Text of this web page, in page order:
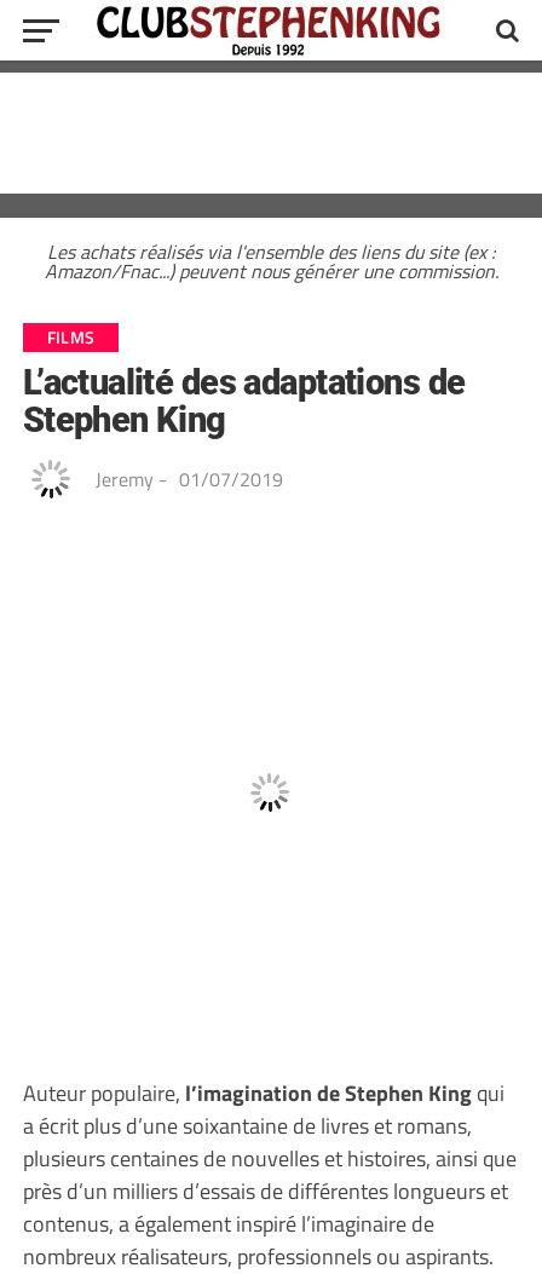
Les achats réalisés via l'ensemble des liens du site (ex :
Amazon/Fnac...) peuvent nous générer une commission.
FILMS
L’actualité des adaptations de
Stephen King
Jeremy - 01/07/2019
Auteur populaire, l’imagination de Stephen Kingqui
a écrit plus d’une soixantaine de livres et romans,
plusieurs centaines de nouvelles et histoires, ainsi que
près d’un milliers d’essais de différentes longueurs et
contenus, a également inspiré l’imaginaire de
nombreux réalisateurs, professionnels ou aspirants.